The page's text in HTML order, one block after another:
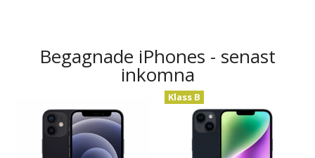
Begagnade iPhones - senast
inkomna
Klass B